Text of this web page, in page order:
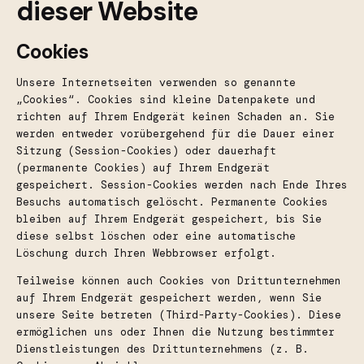
dieser Website
Cookies
Unsere Internetseiten verwenden so genannte
„Cookies“. Cookies sind kleine Datenpakete und
richten auf Ihrem Endgerät keinen Schaden an. Sie
werden entweder vorübergehend für die Dauer einer
Sitzung (Session-Cookies) oder dauerhaft
(permanente Cookies) auf Ihrem Endgerät
gespeichert. Session-Cookies werden nach Ende Ihres
Besuchs automatisch gelöscht. Permanente Cookies
bleiben auf Ihrem Endgerät gespeichert, bis Sie
diese selbst löschen oder eine automatische
Löschung durch Ihren Webbrowser erfolgt.
Teilweise können auch Cookies von Drittunternehmen
auf Ihrem Endgerät gespeichert werden, wenn Sie
unsere Seite betreten (Third-Party-Cookies). Diese
ermöglichen uns oder Ihnen die Nutzung bestimmter
Dienstleistungen des Drittunternehmens (z. B.